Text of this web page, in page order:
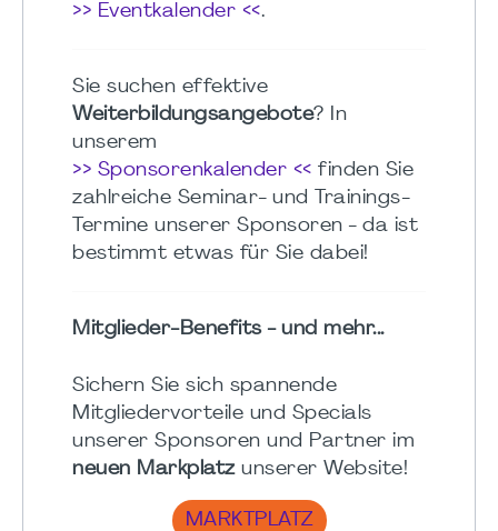
>> Eventkalender <<.
Sie suchen effektive
Weiterbildungsangebote? In
unserem
>> Sponsorenkalender << finden Sie
zahlreiche Seminar- und Trainings-
Termine unserer Sponsoren - da ist
bestimmt etwas für Sie dabei!
Mitglieder-Benefits - und mehr...
Sichern Sie sich spannende
Mitgliedervorteile und Specials
unserer Sponsoren und Partner im
neuen Markplatzunserer Website!
MARKTPLATZ